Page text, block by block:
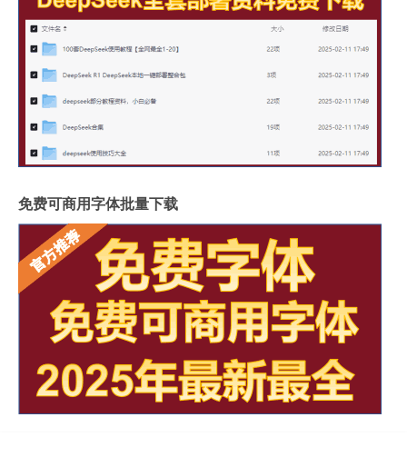
免费可商用字体批量下载